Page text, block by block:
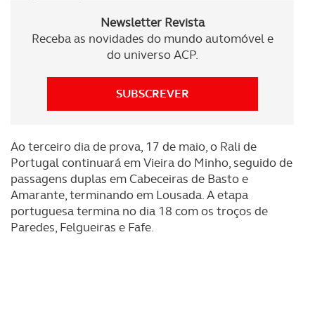
Newsletter Revista
Receba as novidades do mundo automóvel e
do universo ACP.
SUBSCREVER
Ao terceiro dia de prova, 17 de maio, o Rali de
Portugal continuará em Vieira do Minho, seguido de
passagens duplas em Cabeceiras de Basto e
Amarante, terminando em Lousada. A etapa
portuguesa termina no dia 18 com os troços de
Paredes, Felgueiras e Fafe.